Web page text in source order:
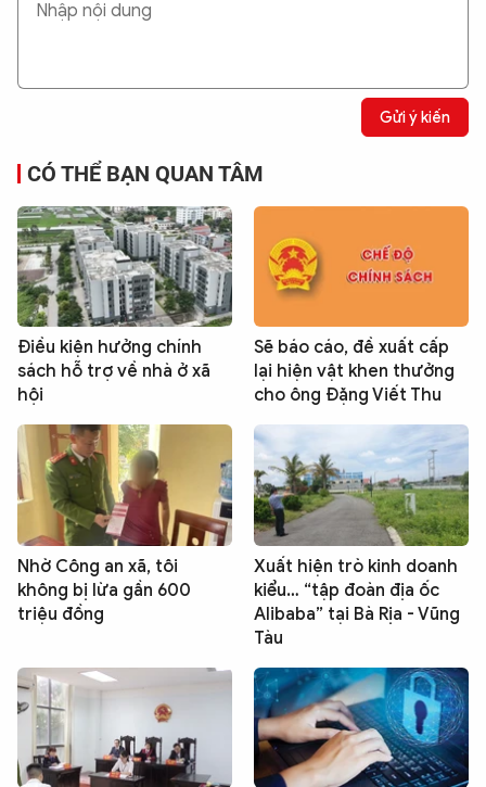
Gửi ý kiến
CÓ THỂ BẠN QUAN TÂM
Điều kiện hưởng chính
sách hỗ trợ về nhà ở xã
hội
Sẽ báo cáo, đề xuất cấp
lại hiện vật khen thưởng
cho ông Đặng Viết Thu
Nhờ Công an xã, tôi
không bị lừa gần 600
triệu đồng
Xuất hiện trò kinh doanh
kiểu… “tập đoàn địa ốc
Alibaba” tại Bà Rịa - Vũng
Tàu